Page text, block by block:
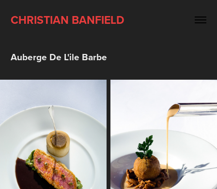
CHRISTIAN BANFIELD
Auberge De L'ile Barbe